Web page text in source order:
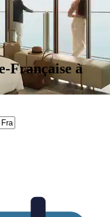
Française à